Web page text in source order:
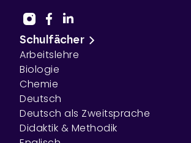
Schulfächer
Arbeitslehre
Biologie
Chemie
Deutsch
Deutsch als Zweitsprache
Didaktik & Methodik